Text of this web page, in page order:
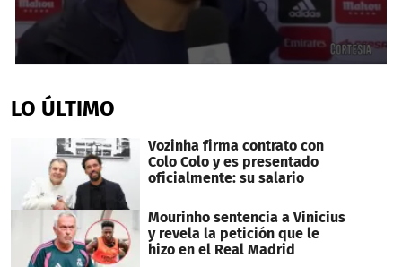
of
1
seconds
LO ÚLTIMO
Vozinha firma contrato con
Colo Colo y es presentado
oficialmente: su salario
Mourinho sentencia a Vinicius
y revela la petición que le
hizo en el Real Madrid